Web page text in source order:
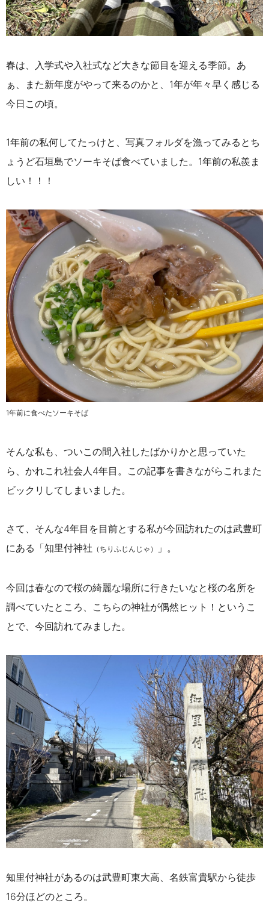
春は、入学式や入社式など大きな節目を迎える季節。あ
ぁ、また新年度がやって来るのかと、1年が年々早く感じる
今日この頃。
1年前の私何してたっけと、写真フォルダを漁ってみるとち
ょうど石垣島でソーキそば食べていました。1年前の私羨ま
しい！！！
1年前に食べたソーキそば
そんな私も、ついこの間入社したばかりかと思っていた
ら、かれこれ社会人4年目。この記事を書きながらこれまた
ビックリしてしまいました。
さて、そんな4年目を目前とする私が今回訪れたのは武豊町
にある「知里付神社 （ちりふじんじゃ） 」。
今回は春なので桜の綺麗な場所に行きたいなと桜の名所を
調べていたところ、こちらの神社が偶然ヒット！というこ
とで、今回訪れてみました。
知里付神社があるのは武豊町東大高、名鉄富貴駅から徒歩
16分ほどのところ。